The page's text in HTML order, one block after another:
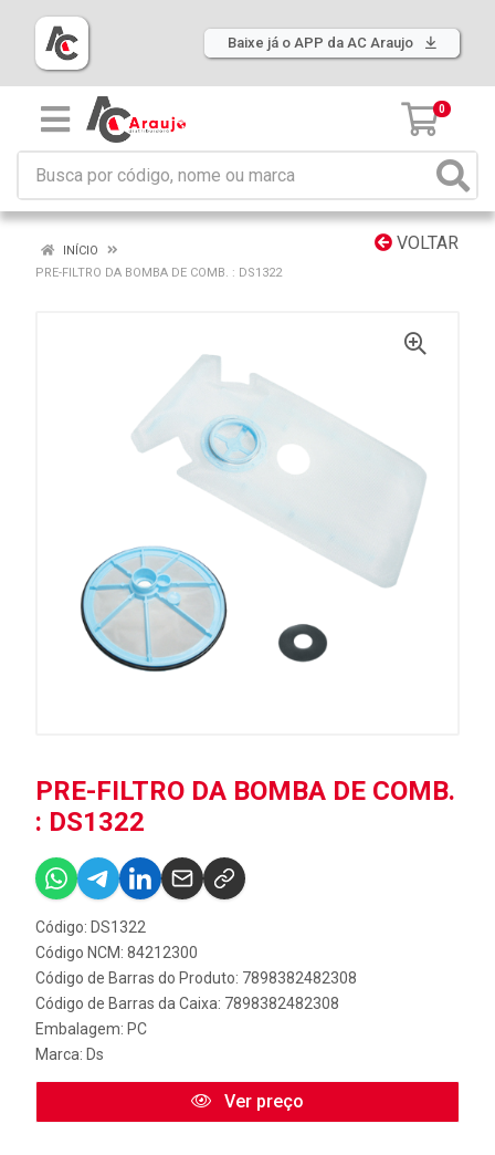
Baixe já o APP da AC Araujo
0
VOLTAR
INÍCIO
PRE-FILTRO DA BOMBA DE COMB. : DS1322
PRE-FILTRO DA BOMBA DE COMB.
: DS1322
Código: DS1322
Código NCM: 84212300
Código de Barras do Produto: 7898382482308
Código de Barras da Caixa: 7898382482308
Embalagem: PC
Marca: Ds
Ver preço